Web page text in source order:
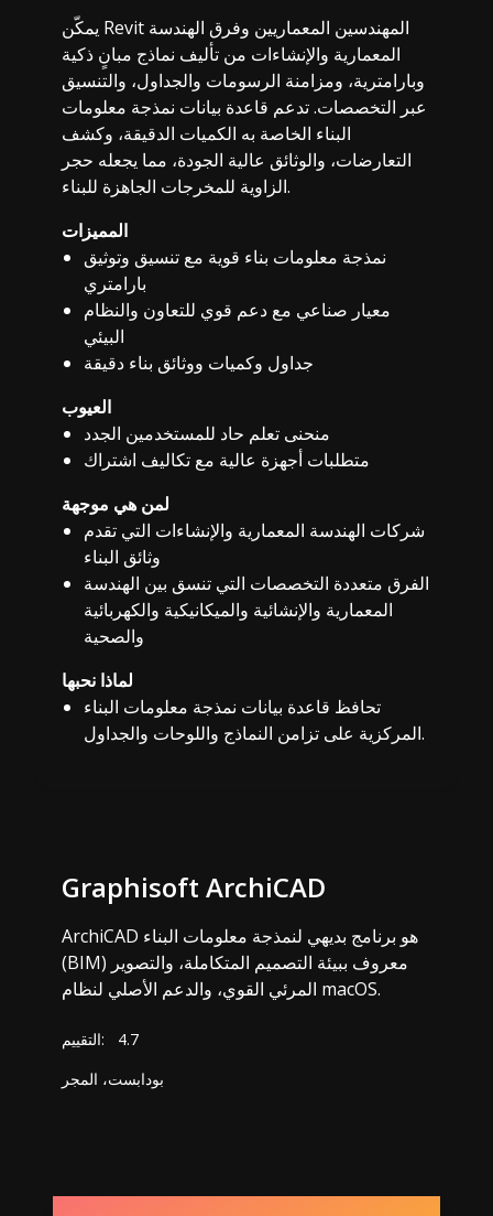
يمكّن Revit المهندسين المعماريين وفرق الهندسة
المعمارية والإنشاءات من تأليف نماذج مبانٍ ذكية
وبارامترية، ومزامنة الرسومات والجداول، والتنسيق
عبر التخصصات. تدعم قاعدة بيانات نمذجة معلومات
البناء الخاصة به الكميات الدقيقة، وكشف
التعارضات، والوثائق عالية الجودة، مما يجعله حجر
الزاوية للمخرجات الجاهزة للبناء.
المميزات
نمذجة معلومات بناء قوية مع تنسيق وتوثيق
بارامتري
معيار صناعي مع دعم قوي للتعاون والنظام
البيئي
جداول وكميات ووثائق بناء دقيقة
العيوب
منحنى تعلم حاد للمستخدمين الجدد
متطلبات أجهزة عالية مع تكاليف اشتراك
لمن هي موجهة
شركات الهندسة المعمارية والإنشاءات التي تقدم
وثائق البناء
الفرق متعددة التخصصات التي تنسق بين الهندسة
المعمارية والإنشائية والميكانيكية والكهربائية
والصحية
لماذا نحبها
تحافظ قاعدة بيانات نمذجة معلومات البناء
المركزية على تزامن النماذج واللوحات والجداول.
Graphisoft ArchiCAD
ArchiCAD هو برنامج بديهي لنمذجة معلومات البناء
(BIM) معروف ببيئة التصميم المتكاملة، والتصوير
المرئي القوي، والدعم الأصلي لنظام macOS.
التقييم:
4.7
بودابست، المجر